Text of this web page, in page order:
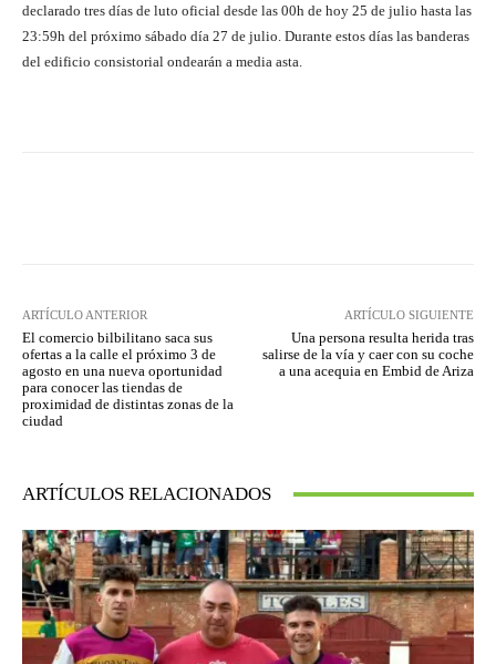
declarado tres días de luto oficial desde las 00h de hoy 25 de julio hasta las
23:59h del próximo sábado día 27 de julio. Durante estos días las banderas
del edificio consistorial ondearán a media asta.
ARTÍCULO ANTERIOR
El comercio bilbilitano saca sus
ofertas a la calle el próximo 3 de
agosto en una nueva oportunidad
para conocer las tiendas de
proximidad de distintas zonas de la
ciudad
ARTÍCULO SIGUIENTE
Una persona resulta herida tras
salirse de la vía y caer con su coche
a una acequia en Embid de Ariza
ARTÍCULOS RELACIONADOS